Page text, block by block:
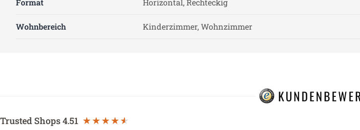
Format Horizontal, Rechteckig
Wohnbereich Kinderzimmer, Wohnzimmer
Trusted Shops4.51